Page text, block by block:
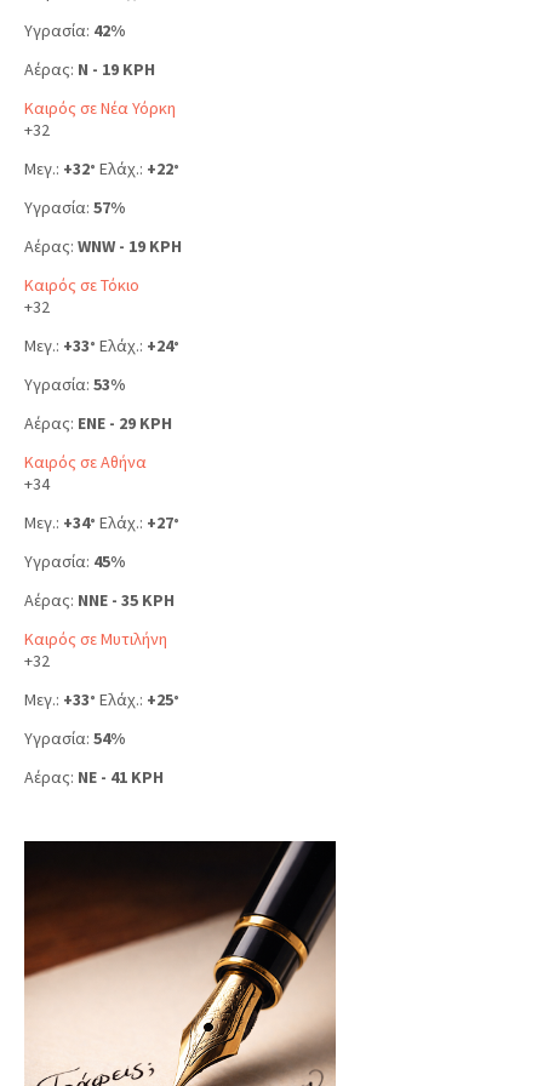
Υγρασία: 42%
Αέρας: N - 19 KPH
Καιρός σε Νέα Υόρκη
+32
Μεγ.: +32° Ελάχ.: +22°
Υγρασία: 57%
Αέρας: WNW - 19 KPH
Καιρός σε Τόκιο
+32
Μεγ.: +33° Ελάχ.: +24°
Υγρασία: 53%
Αέρας: ENE - 29 KPH
Καιρός σε Αθήνα
+34
Μεγ.: +34° Ελάχ.: +27°
Υγρασία: 45%
Αέρας: NNE - 35 KPH
Καιρός σε Μυτιλήνη
+32
Μεγ.: +33° Ελάχ.: +25°
Υγρασία: 54%
Αέρας: NE - 41 KPH